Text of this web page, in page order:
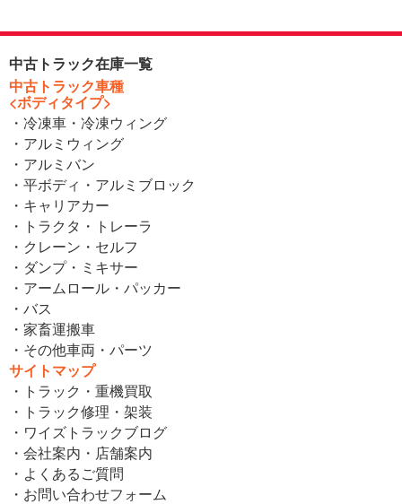
中古トラック在庫一覧
中古トラック車種
<ボディタイプ>
・冷凍車・冷凍ウィング
・アルミウィング
・アルミバン
・平ボディ・アルミブロック
・キャリアカー
・トラクタ・トレーラ
・クレーン・セルフ
・ダンプ・ミキサー
・アームロール・パッカー
・バス
・家畜運搬車
・その他車両・パーツ
サイトマップ
・トラック・重機買取
・トラック修理・架装
・ワイズトラックブログ
・会社案内・店舗案内
・よくあるご質問
・お問い合わせフォーム